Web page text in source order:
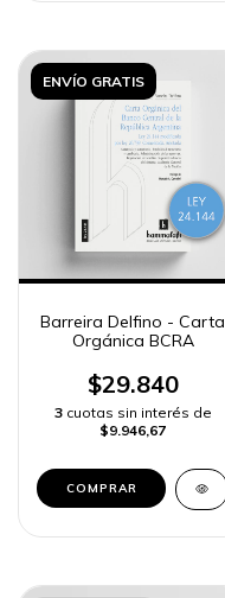
ENVÍO GRATIS
Barreira Delfino - Carta
Orgánica BCRA
$29.840
3 cuotas sin interés de
$9.946,67
COMPRAR